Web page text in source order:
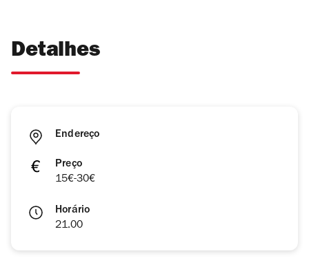
Detalhes
Endereço
Preço
15€-30€
Horário
21.00